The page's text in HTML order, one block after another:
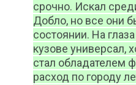
срочно. Искал
Добло, но все они
состоянии. На
кузове универсал,
стал обладателем
расход по городу